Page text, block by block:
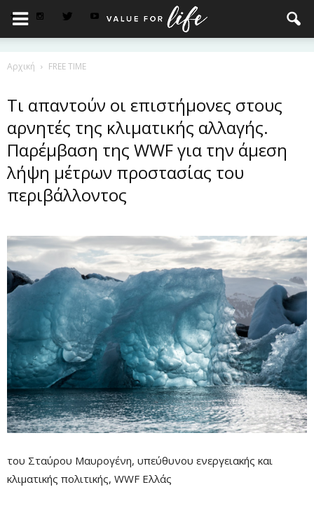
Αρχική FREE TIME
Τι απαντούν οι επιστήμονες στους
αρνητές της κλιματικής αλλαγής.
Παρέμβαση της WWF για την άμεση
λήψη μέτρων προστασίας του
περιβάλλοντος
του Σταύρου Μαυρογένη, υπεύθυνου ενεργειακής και
κλιματικής πολιτικής, WWF Ελλάς